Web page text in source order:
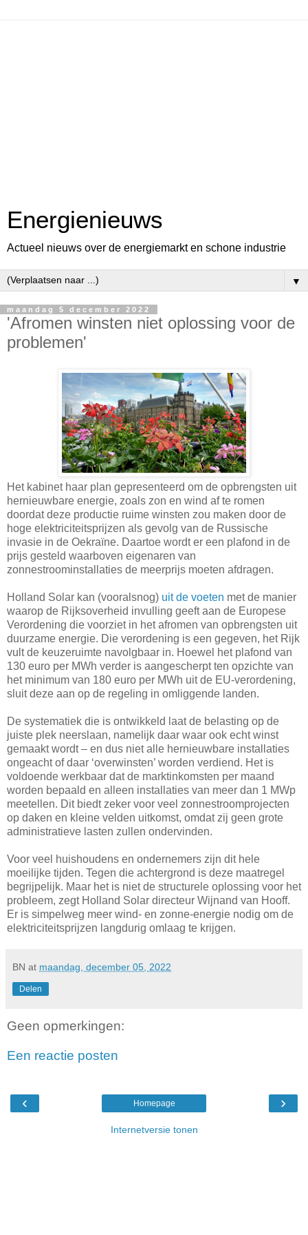
Energienieuws
Actueel nieuws over de energiemarkt en schone industrie
▼
maandag 5 december 2022
'Afromen winsten niet oplossing voor de
problemen'
Het kabinet haar plan gepresenteerd om de opbrengsten uit
hernieuwbare energie, zoals zon en wind af te romen
doordat deze productie ruime winsten zou maken door de
hoge elektriciteitsprijzen als gevolg van de Russische
invasie in de Oekraïne. Daartoe wordt er een plafond in de
prijs gesteld waarboven eigenaren van
zonnestroominstallaties de meerprijs moeten afdragen.
Holland Solar kan (vooralsnog) uit de voeten met de manier
waarop de Rijksoverheid invulling geeft aan de Europese
Verordening die voorziet in het afromen van opbrengsten uit
duurzame energie. Die verordening is een gegeven, het Rijk
vult de keuzeruimte navolgbaar in. Hoewel het plafond van
130 euro per MWh verder is aangescherpt ten opzichte van
het minimum van 180 euro per MWh uit de EU-verordening,
sluit deze aan op de regeling in omliggende landen.
De systematiek die is ontwikkeld laat de belasting op de
juiste plek neerslaan, namelijk daar waar ook echt winst
gemaakt wordt – en dus niet alle hernieuwbare installaties
ongeacht of daar ‘overwinsten’ worden verdiend. Het is
voldoende werkbaar dat de marktinkomsten per maand
worden bepaald en alleen installaties van meer dan 1 MWp
meetellen. Dit biedt zeker voor veel zonnestroomprojecten
op daken en kleine velden uitkomst, omdat zij geen grote
administratieve lasten zullen ondervinden.
Voor veel huishoudens en ondernemers zijn dit hele
moeilijke tijden. Tegen die achtergrond is deze maatregel
begrijpelijk. Maar het is niet de structurele oplossing voor het
probleem, zegt Holland Solar directeur Wijnand van Hooff.
Er is simpelweg meer wind- en zonne-energie nodig om de
elektriciteitsprijzen langdurig omlaag te krijgen.
BN at maandag, december 05, 2022
Delen
Geen opmerkingen:
Een reactie posten
‹ ›
Homepage
Internetversie tonen